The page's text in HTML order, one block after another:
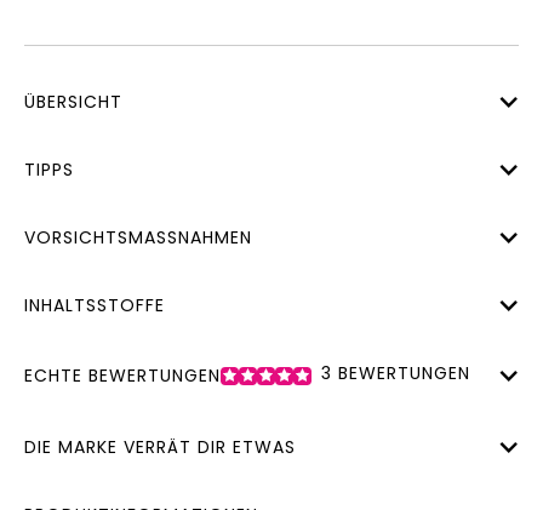
ÜBERSICHT
TIPPS
VORSICHTSMASSNAHMEN
INHALTSSTOFFE
ECHTE BEWERTUNGEN 3 BEWERTUNGEN
DIE MARKE VERRÄT DIR ETWAS